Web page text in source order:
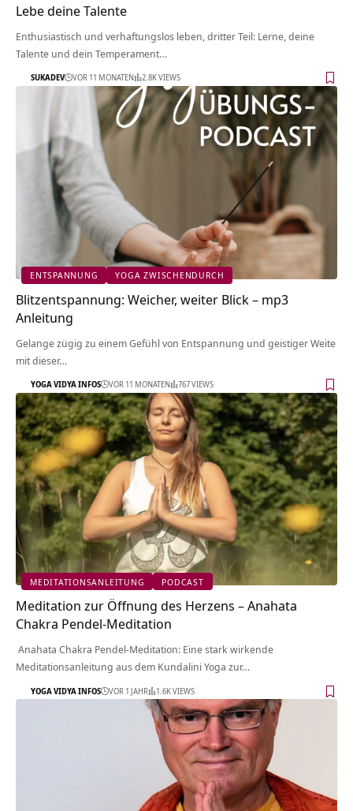
Lebe deine Talente
Enthusiastisch und verhaftungslos leben, dritter Teil: Lerne, deine
Talente und dein Temperament…
SUKADEV VOR 11 MONATEN 2.8K VIEWS
ENTSPANNUNG YOGA ZWISCHENDURCH
Blitzentspannung: Weicher, weiter Blick – mp3
Anleitung
Gelange zügig zu einem Gefühl von Entspannung und geistiger Weite
mit dieser…
YOGA VIDYA INFOS VOR 11 MONATEN 767 VIEWS
MEDITATIONSANLEITUNG PODCAST
Meditation zur Öffnung des Herzens – Anahata
Chakra Pendel-Meditation
Anahata Chakra Pendel-Meditation: Eine stark wirkende
Meditationsanleitung aus dem Kundalini Yoga zur…
YOGA VIDYA INFOS VOR 1 JAHR 1.6K VIEWS